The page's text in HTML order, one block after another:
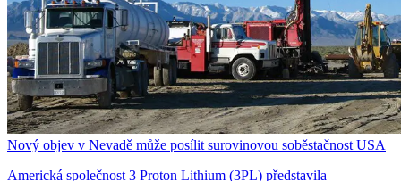
Nový objev v Nevadě může posílit surovinovou soběstačnost USA
Americká společnost 3 Proton Lithium (3PL) představila